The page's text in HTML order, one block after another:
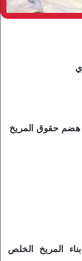
هضم حقوق المريخ
المريخ الخلص